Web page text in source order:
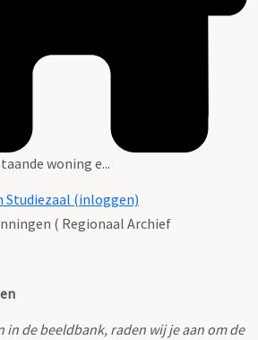
woning e...
Studiezaal (inloggen)
( Regionaal Archief
in de beeldbank, raden wij je aan om de